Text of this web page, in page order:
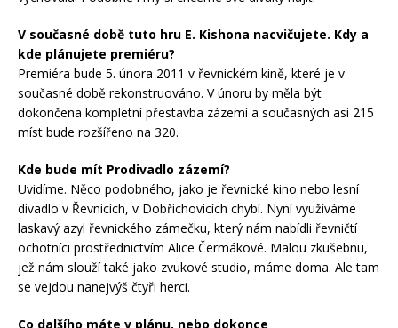
V současné době tuto hru E. Kishona nacvičujete. Kdy a
kde plánujete premiéru?
Premiéra bude 5. února 2011 v řevnickém kině, které je v
současné době rekonstruováno. V únoru by měla být
dokončena kompletní přestavba zázemí a současných asi 215
míst bude rozšířeno na 320.
Kde bude mít Prodivadlo zázemí?
Uvidíme. Něco podobného, jako je řevnické kino nebo lesní
divadlo v Řevnicích, v Dobřichovicích chybí. Nyní využíváme
laskavý azyl řevnického zámečku, který nám nabídli řevničtí
ochotníci prostřednictvím Alice Čermákové. Malou zkušebnu,
jež nám slouží také jako zvukové studio, máme doma. Ale tam
se vejdou nanejvýš čtyři herci.
Co dalšího máte v plánu, nebo dokonce